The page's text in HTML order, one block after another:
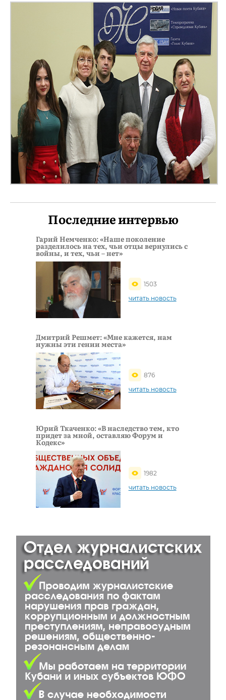
Последние интервью
Гарий Немченко: «Наше поколение
разделилось на тех, чьи отцы вернулись с
войны, и тех, чьи – нет»
1503
читать новость
Дмитрий Решмет: «Мне кажется, нам
нужны эти гении места»
876
читать новость
Юрий Ткаченко: «В наследство тем, кто
придет за мной, оставляю Форум и
Кодекс»
1982
читать новость